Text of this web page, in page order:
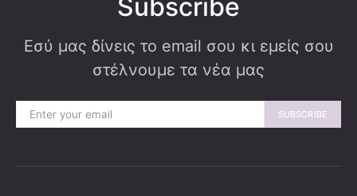
Subscribe
Εσύ μας δίνεις το email σου κι εμείς σου
στέλνουμε τα νέα μας
SUBSCRIBE